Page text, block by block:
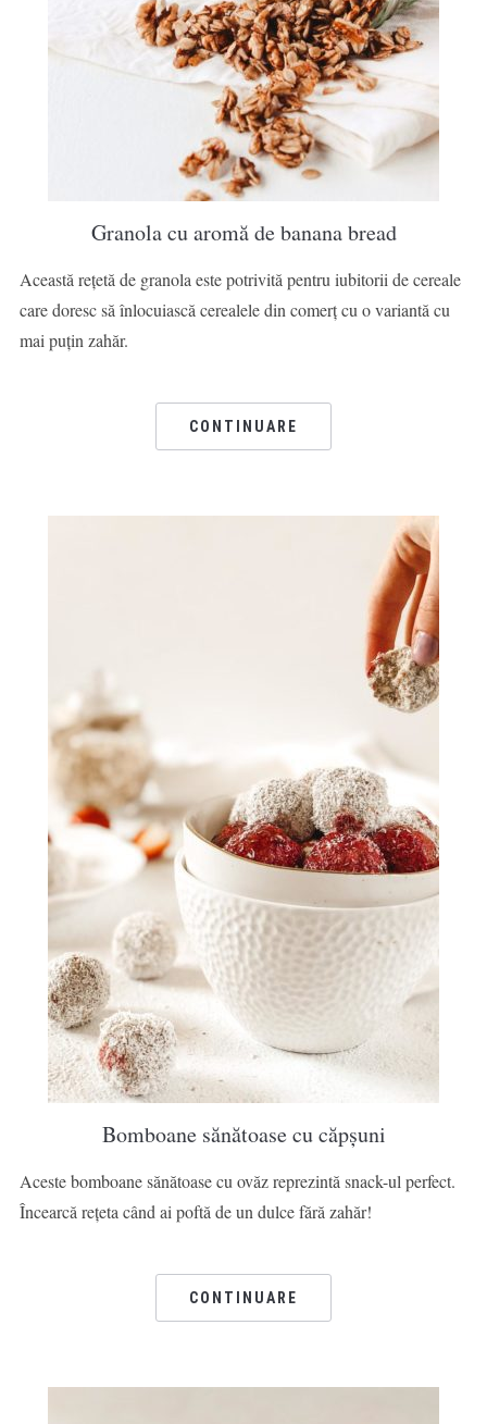
Granola cu aromă de banana bread
Această rețetă de granola este potrivită pentru iubitorii de cereale
care doresc să înlocuiască cerealele din comerț cu o variantă cu
mai puțin zahăr.
CONTINUARE
Bomboane sănătoase cu căpșuni
Aceste bomboane sănătoase cu ovăz reprezintă snack-ul perfect.
Încearcă rețeta când ai poftă de un dulce fără zahăr!
CONTINUARE